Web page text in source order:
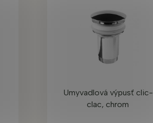
Umyvadlová výpusť clic-
clac, chrom